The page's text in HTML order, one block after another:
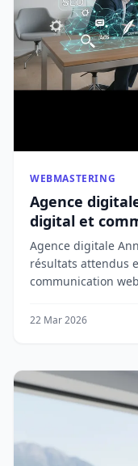
WEBMASTERING
Agence
digital et
Agence digitale
résultats attendus
communication
22 Mar 2026